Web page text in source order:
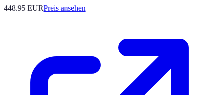
448.95 EURPreis ansehen